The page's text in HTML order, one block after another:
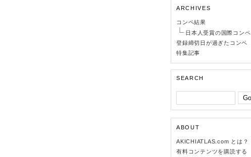
ARCHIVES
コンペ結果
日本人受賞の国際コンペ
登録締切日が過ぎたコンペ
特集記事
SEARCH
ABOUT
AKICHIATLAS.com とは？
有料コンテンツを購読する